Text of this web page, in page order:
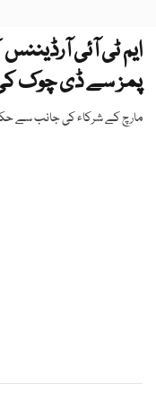
ایم ٹی آئی
پمز سے ڈی چوک
مارچ کے شرکاء کی جانب سے